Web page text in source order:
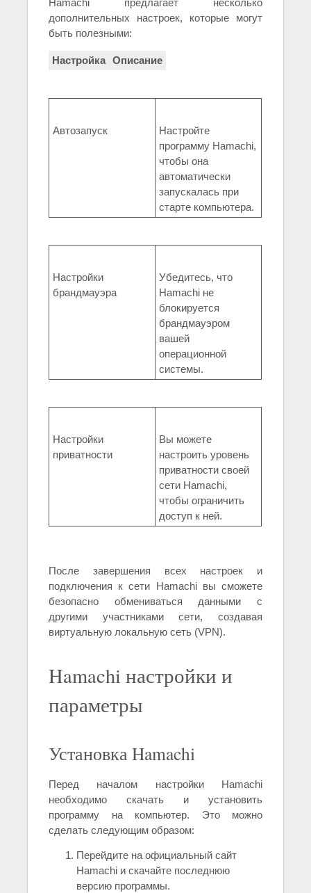
Hamachi предлагает несколько
дополнительных настроек, которые могут
быть полезными:
Настройка Описание
Автозапуск
Настройте
программу Hamachi,
чтобы она
автоматически
запускалась при
старте компьютера.
Настройки
брандмауэра
Убедитесь, что
Hamachi не
блокируется
брандмауэром
вашей
операционной
системы.
Настройки
приватности
Вы можете
настроить уровень
приватности своей
сети Hamachi,
чтобы ограничить
доступ к ней.
После завершения всех настроек и
подключения к сети Hamachi вы сможете
безопасно обмениваться данными с
другими участниками сети, создавая
виртуальную локальную сеть (VPN).
Hamachi настройки и
параметры
Установка Hamachi
Перед началом настройки Hamachi
необходимо скачать и установить
программу на компьютер. Это можно
сделать следующим образом:
Перейдите на официальный сайт
Hamachi и скачайте последнюю
версию программы.